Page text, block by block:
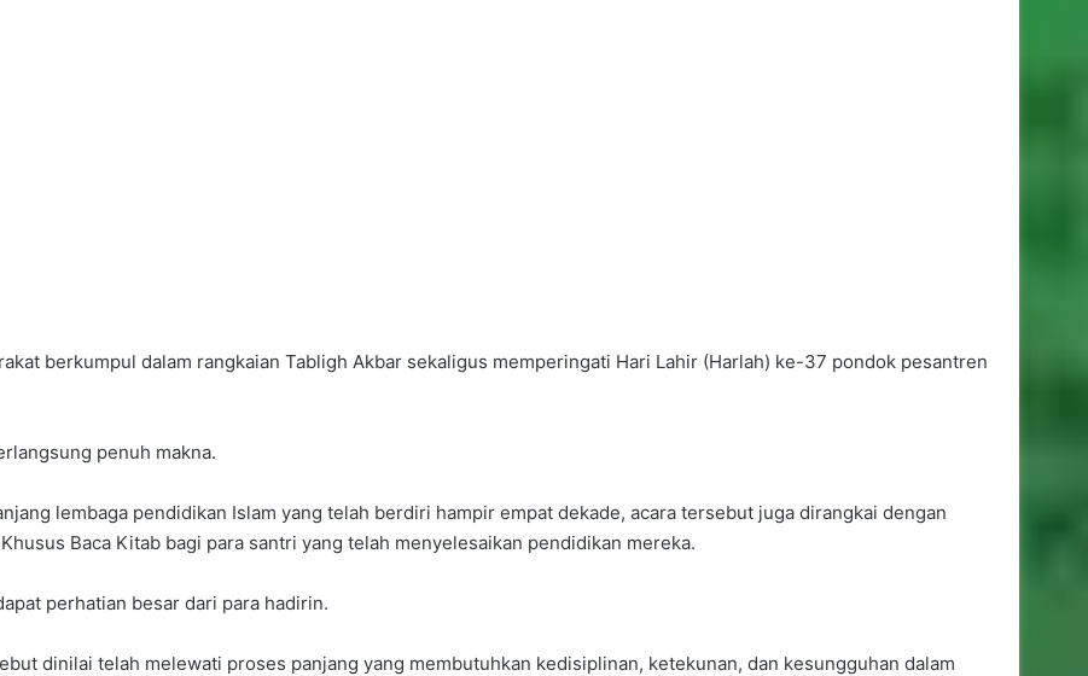
berkumpul dalam rangkaian Tabligh Akbar sekaligus memperingati Hari Lahir (Harlah) ke-37 pondok pesantren
penuh makna.
lembaga pendidikan Islam yang telah berdiri hampir empat dekade, acara tersebut juga dirangkai dengan
Baca Kitab bagi para santri yang telah menyelesaikan pendidikan mereka.
perhatian besar dari para hadirin.
dinilai telah melewati proses panjang yang membutuhkan kedisiplinan, ketekunan, dan kesungguhan dalam